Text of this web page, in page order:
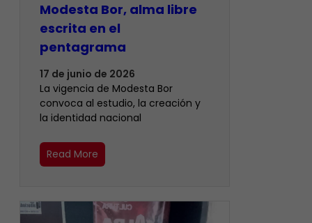
Modesta Bor, alma libre
escrita en el
pentagrama
17 de junio de 2026
La vigencia de Modesta Bor
convoca al estudio, la creación y
la identidad nacional
Read More